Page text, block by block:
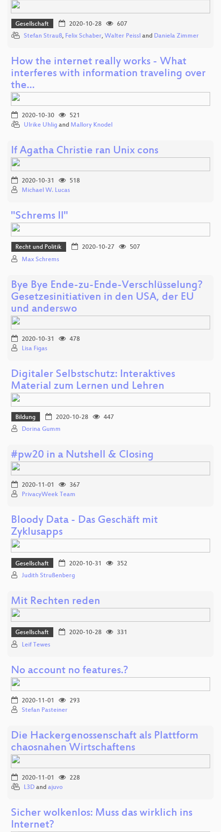
Gesellschaft 2020-10-28
607
Stefan Strauß, Felix Schaber, Walter Peissl and Daniela Zimmer
How the internet really works - What
interferes with information traveling over
the…
2020-10-30
521
Ulrike Uhlig and Mallory Knodel
If Agatha Christie ran Unix cons
2020-10-31
518
Michael W. Lucas
"Schrems II"
Recht und Politik 2020-10-27
507
Max Schrems
Bye Bye Ende-zu-Ende-Verschlüsselung?
Gesetzesinitiativen in den USA, der EU
und anderswo
2020-10-31
478
Lisa Figas
Digitaler Selbstschutz: Interaktives
Material zum Lernen und Lehren
Bildung 2020-10-28
447
Dorina Gumm
#pw20 in a Nutshell & Closing
2020-11-01
367
PrivacyWeek Team
Bloody Data - Das Geschäft mit
Zyklusapps
Gesellschaft 2020-10-31
352
Judith Strußenberg
Mit Rechten reden
Gesellschaft 2020-10-28
331
Leif Tewes
No account no features.?
2020-11-01
293
Stefan Pasteiner
Die Hackergenossenschaft als Plattform
chaosnahen Wirtschaftens
2020-11-01
228
L3D and ajuvo
Sicher wolkenlos: Muss das wirklich ins
Internet?